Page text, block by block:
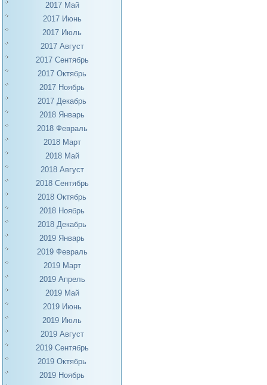
2017 Май
2017 Июнь
2017 Июль
2017 Август
2017 Сентябрь
2017 Октябрь
2017 Ноябрь
2017 Декабрь
2018 Январь
2018 Февраль
2018 Март
2018 Май
2018 Август
2018 Сентябрь
2018 Октябрь
2018 Ноябрь
2018 Декабрь
2019 Январь
2019 Февраль
2019 Март
2019 Апрель
2019 Май
2019 Июнь
2019 Июль
2019 Август
2019 Сентябрь
2019 Октябрь
2019 Ноябрь